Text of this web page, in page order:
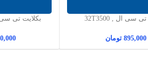
بکلایت تی سی ال 32T3500 ,
895,000 تومان